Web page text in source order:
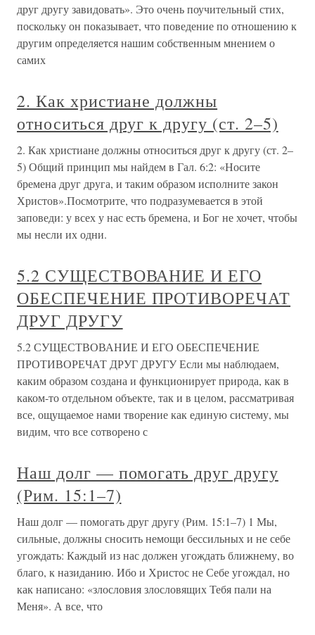
друг другу завидовать». Это очень поучительный стих,
поскольку он показывает, что поведение по отношению к
другим определяется нашим собственным мнением о
самих
2. Как христиане должны
относиться друг к другу (ст. 2–5)
2. Как христиане должны относиться друг к другу (ст. 2–
5) Общий принцип мы найдем в Гал. 6:2: «Носите
бремена друг друга, и таким образом исполните закон
Христов».Посмотрите, что подразумевается в этой
заповеди: у всех у нас есть бремена, и Бог не хочет, чтобы
мы несли их одни.
5.2 СУЩЕСТВОВАНИЕ И ЕГО
ОБЕСПЕЧЕНИЕ ПРОТИВОРЕЧАТ
ДРУГ ДРУГУ
5.2 СУЩЕСТВОВАНИЕ И ЕГО ОБЕСПЕЧЕНИЕ
ПРОТИВОРЕЧАТ ДРУГ ДРУГУ Если мы наблюдаем,
каким образом создана и функционирует природа, как в
каком-то отдельном объекте, так и в целом, рассматривая
все, ощущаемое нами творение как единую систему, мы
видим, что все сотворено с
Наш долг — помогать друг другу
(Рим. 15:1–7)
Наш долг — помогать друг другу (Рим. 15:1–7) 1 Мы,
сильные, должны сносить немощи бессильных и не себе
угождать: Каждый из нас должен угождать ближнему, во
благо, к назиданию. Ибо и Христос не Себе угождал, но
как написано: «злословия злословящих Тебя пали на
Меня». А все, что